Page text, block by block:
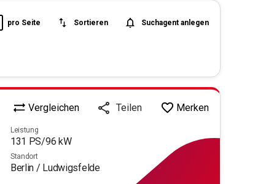
pro Seite Sortieren Suchagent anlegen
Vergleichen Teilen Merken
Leistung
131 PS/96 kW
Standort
Berlin / Ludwigsfelde